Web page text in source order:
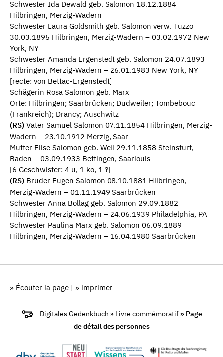
Schwester Ida Dewald geb. Salomon 18.12.1884
Hilbringen, Merzig-Wadern
Schwester Laura Goldsmith geb. Salomon verw. Tuzzo
30.03.1895 Hilbringen, Merzig-Wadern – 03.02.1972 New
York, NY
Schwester Amanda Ergenstedt geb. Salomon 24.07.1893
Hilbringen, Merzig-Wadern – 26.01.1983 New York, NY
[recte: von Bettac-Ergenstedt]
Schägerin Rosa Salomon geb. Marx
Orte: Hilbringen; Saarbrücken; Dudweiler; Tombebouc
(Frankreich); Drancy; Auschwitz
(RS) Vater Samuel Salomon 07.11.1854 Hilbringen, Merzig-
Wadern – 23.10.1912 Merzig, Saar
Mutter Elise Salomon geb. Weil 29.11.1858 Steinsfurt,
Baden – 03.09.1933 Bettingen, Saarlouis
[6 Geschwister: 4 u, 1 ko, 1 ?]
(RS) Bruder Eugen Salomon 08.10.1881 Hilbringen,
Merzig-Wadern – 01.11.1949 Saarbrücken
Schwester Anna Bollag geb. Salomon 29.09.1882
Hilbringen, Merzig-Wadern – 24.06.1939 Philadelphia, PA
Schwester Paulina Marx geb. Salomon 06.09.1889
Hilbringen, Merzig-Wadern – 16.04.1980 Saarbrücken
» Écouter la page | » imprimer
Digitales Gedenkbuch » Livre commémoratif » Page
de détail des personnes